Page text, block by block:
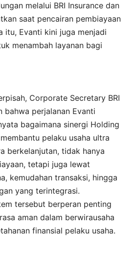
melalui BRI Insurance dan
saat pencairan pembiayaan
itu, Evanti kini juga menjadi
menambah layanan bagi
Corporate Secretary BRI
bahwa perjalanan Evanti
bagaimana sinergi Holding
pelaku usaha ultra
berkelanjutan, tidak hanya
tetapi juga lewat
kemudahan transaksi, hingga
yang terintegrasi.
tersebut berperan penting
aman dalam berwirausaha
finansial pelaku usaha.